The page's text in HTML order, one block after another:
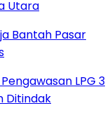
Utara
Bantah Pasar
LPG 3
Ditindak